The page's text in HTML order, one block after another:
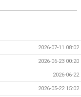
2026-07-11 08:02
2026-06-23 00:20
2026-06-22
2026-05-22 15:02